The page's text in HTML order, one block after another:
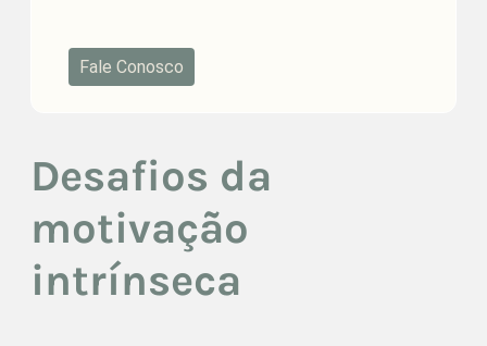
Fale Conosco
Desafios da
motivação
intrínseca